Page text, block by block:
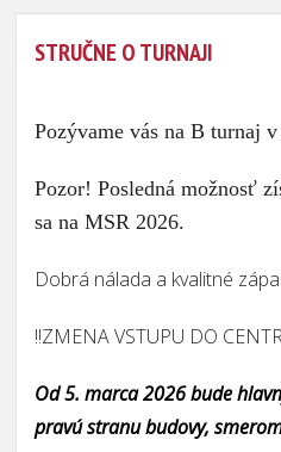
STRUČNE O TURNAJI
Pozývame vás na B turnaj
Pozor! Posledná možnosť
sa na MSR 2026.
Dobrá nálada a kvalitné
!!ZMENA VSTUPU DO
Od 5. marca 2026 bude
pravú stranu budovy,